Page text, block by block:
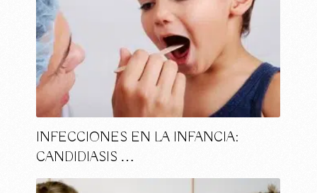
INFECCIONES EN LA INFANCIA:
CANDIDIASIS …